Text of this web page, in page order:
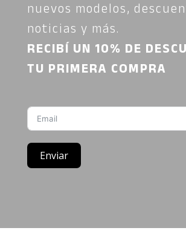
nuevos modelos,
noticias y más.
RECIBÍ UN 10% DE
TU PRIMERA COMPRA
Enviar